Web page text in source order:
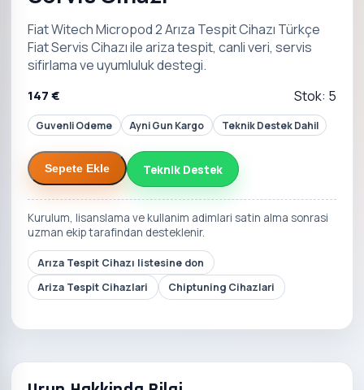
Fiat Witech Micropod 2 Arıza Tespit Cihazı Türkçe
Fiat Servis Cihazı ile ariza tespit, canli veri, servis
sifirlama ve uyumluluk destegi.
147 € Stok: 5
Guvenli Odeme Ayni Gun Kargo Teknik Destek Dahil
Sepete Ekle Teknik Destek
Kurulum, lisanslama ve kullanim adimlari satin alma sonrasi
uzman ekip tarafindan desteklenir.
Arıza Tespit Cihazı listesine don
Ariza Tespit Cihazlari
Chiptuning Cihazlari